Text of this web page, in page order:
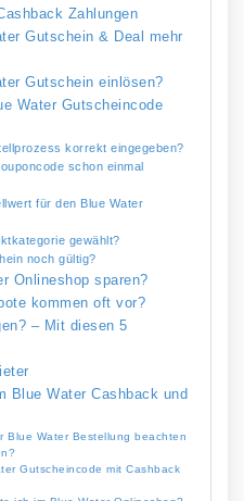
Zahlungen
Gutschein & Deal mehr
Gutschein einlösen?
Water Gutscheincode
korrekt eingegeben?
schon einmal
für den Blue Water
gewählt?
noch gültig?
Onlineshop sparen?
kommen oft vor?
– Mit diesen 5
Blue Water Cashback und
Blue Water Bestellung beachten
Gutscheincode mit Cashback